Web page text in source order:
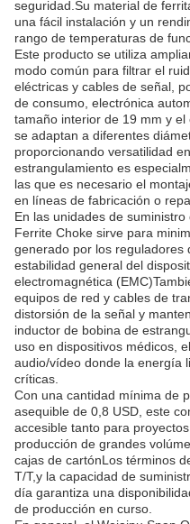
seguridad.Su material de
una fácil instalación y un
rango de temperaturas de
Este producto se utiliza
modo común para filtrar el
eléctricas y cables de señal,
de consumo, electrónica
tamaño interior de 19 mm y
se adaptan a diferentes
proporcionando versatilidad
estrangulamiento es
las que es necesario el
en líneas de fabricación o
En las unidades de
Ferrite Choke sirve para
generado por los reguladores
estabilidad general del
electromagnética
equipos de red y cables de
distorsión de la señal y
inductor de bobina de
uso en dispositivos médicos,
audio/vídeo donde la energía
críticas.
Con una cantidad mínima de
asequible de 0,8 USD, este
accesible tanto para
producción de grandes
cajas de cartónLos términos
T/T,y la capacidad de
día garantiza una
de producción en curso.